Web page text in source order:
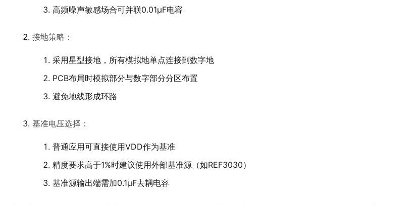
高频噪声敏感场合可并联0.01μF电容
接地策略：
采用星型接地，所有模拟地单点连接到数字地
PCB布局时模拟部分与数字部分分区布置
避免地线形成环路
基准电压选择：
普通应用可直接使用VDD作为基准
精度要求高于1%时建议使用外部基准源（如REF3030）
基准源输出端需加0.1μF去耦电容